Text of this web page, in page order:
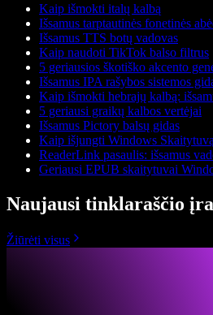
Kaip išmokti italų kalbą
Išsamus tarptautinės fonetinės
Išsamus TTS botų vadovas
Kaip naudoti TikTok balso filtrus
5 geriausios škotiško akcento
Išsamus IPA rašybos sistemos
Kaip išmokti hebrajų kalbą:
5 geriausi graikų kalbos vertėjai
Išsamus Pictory balsų gidas
Kaip išjungti Windows Skaitytuvą
ReaderLink pasaulis: išsamus
Geriausi EPUB skaitytuvai
Naujausi tinklaraščio
Žiūrėti visus